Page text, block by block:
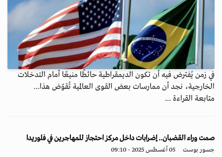
في زمن يُفترض فيه أن تكون الديمقراطية حائطًا منيعًا أمام التدخلات
الخارجية، نجد أن ممارسات بعض القوى العالمية تُقوّض هذا...
متابعة القراءة ...
صمت وراء القضبان.. إضرابات داخل مركز احتجاز للمهاجرين في فلوريدا
جسور بوست 05 أغسطس 2025 - 09:10